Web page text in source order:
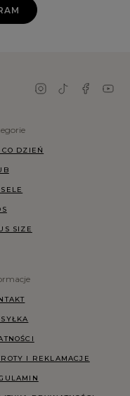
CO DZIEŃ
SIZE
I REKLAMACJE